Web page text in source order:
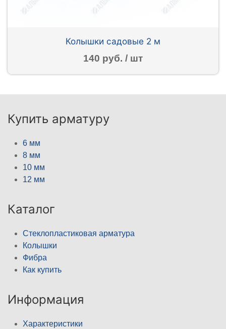
Колышки садовые 2 м
140 руб. / шт
Купить арматуру
6 мм
8 мм
10 мм
12 мм
Каталог
Стеклопластиковая арматура
Колышки
Фибра
Как купить
Информация
Характеристики